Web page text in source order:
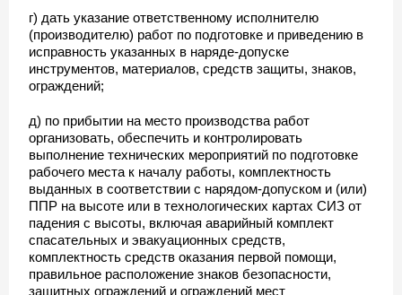
г) дать указание ответственному исполнителю
(производителю) работ по подготовке и приведению в
исправность указанных в наряде-допуске
инструментов, материалов, средств защиты, знаков,
ограждений;
д) по прибытии на место производства работ
организовать, обеспечить и контролировать
выполнение технических мероприятий по подготовке
рабочего места к началу работы, комплектность
выданных в соответствии с нарядом-допуском и (или)
ППР на высоте или в технологических картах СИЗ от
падения с высоты, включая аварийный комплект
спасательных и эвакуационных средств,
комплектность средств оказания первой помощи,
правильное расположение знаков безопасности,
защитных ограждений и ограждений мест